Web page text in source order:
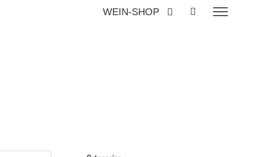
WEIN-SHOP